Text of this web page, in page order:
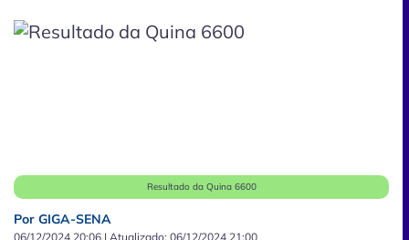
Resultado da Quina 6600
Por GIGA-SENA
06/12/2024 20:06 | Atualizado: 06/12/2024 21:00